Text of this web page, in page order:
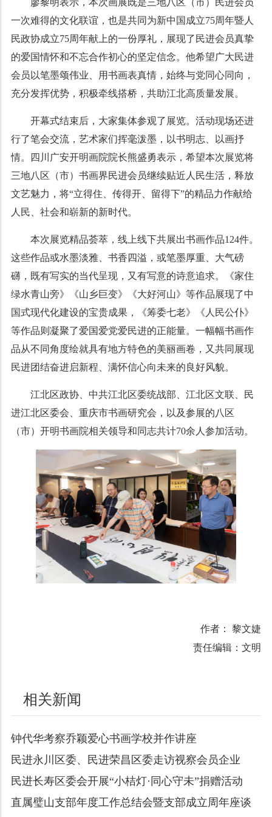
廖黎明表示，本次画展既是三地八区（市）民进会员
一次难得的文化联谊，也是共同为新中国成立75周年暨人
民政协成立75周年献上的一份厚礼，展现了民进会员真挚
的爱国情怀和不忘合作初心的坚定信念。他希望广大民进
会员以笔墨颂伟业、用书画表真情，始终与党同心同向，
充分发挥优势，积极牵线搭桥，共助江北高质量发展。
开幕式结束后，大家集体参观了展览。活动现场还进
行了笔会交流，艺术家们挥毫泼墨，以书明志、以画抒
情。
四川广安开明画院院长熊盛勇表示，希望本次展览将
三地八区（市）书画界民进会员继续贴近人民生活，释放
文艺魅力， 将“立得住、传得开、留得下”的精品力作献给
人民、社会和崭新的新时代。
本次展览精品荟萃，线上线下共展出书画作品124件。
这些作品或水墨淡雅、书香四溢，或笔墨厚重、大气磅
礴，既有写实的当代呈现，又有写意的诗意追求。《家住
绿水青山旁》《山乡巨变》《大好河山》等作品展现了中
国式现代化建设的宝贵成果，《筹委七老》《人民公仆》
等作品则凝聚了爱国爱党爱民进的正能量。一幅幅书画作
品从不同角度绘就具有地方特色的美丽画卷，又共同展现
民进团结奋进启新程、满怀信心向未来的良好风貌。
江北区政协、中共江北区委统战部、江北区文联、民
进江北区委会、重庆市书画研究会，以及参展的八区
（市）开明书画院相关领导和同志共计70余人参加活动。
作者： 黎文婕
责任编辑：文明
相关新闻
钟代华考察乔颖爱心书画学校并作讲座
民进永川区委、民进荣昌区委走访视察会员企业
民进长寿区委会开展“小桔灯·同心守未”捐赠活动
直属璧山支部年度工作总结会暨支部成立周年座谈